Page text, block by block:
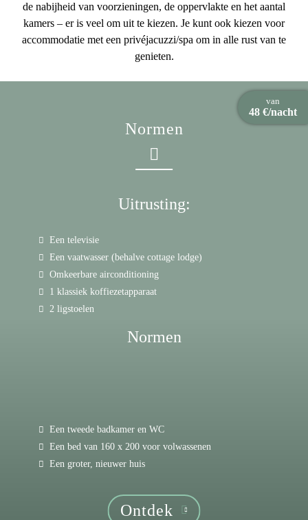
de nabijheid van voorzieningen, de oppervlakte en het aantal
kamers – er is veel om uit te kiezen. Je kunt ook kiezen voor
accommodatie met een privéjacuzzi/spa om in alle rust van te
genieten.
Normen
Ontdek
Uitrusting:
Een televisie
Een vaatwasser (behalve cottage lodge)
Omkeerbare airconditioning
1 klassiek koffiezetapparaat
2 ligstoelen
Normen
Een tweede badkamer en WC
Een bed van 160 x 200 voor volwassenen
Een groter, nieuwer huis
van
48 €/nacht